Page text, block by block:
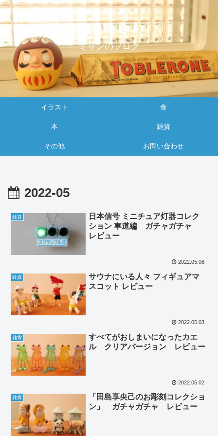
ミサンのブログ
イラスト 食
本 雑貨
その他 お問い合わせ
2022-05
雑貨
日本信号 ミニチュア灯器コレク
ション 車道編 ガチャガチャ
レビュー
2022.05.08
雑貨
サウナにいる人々 フィギュアマ
スコット レビュー
2022.05.03
雑貨
すべてがおしまいになったカエ
ル クリアバージョン レビュー
2022.05.02
雑貨
「田島享央己のお彫刻コレクショ
ン」 ガチャガチャ レビュー